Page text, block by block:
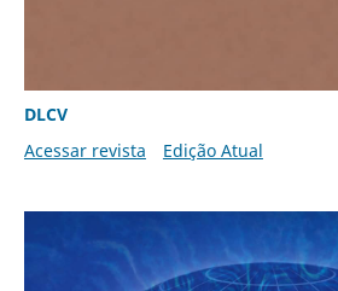
DLCV
Acessar revista
Edição Atual